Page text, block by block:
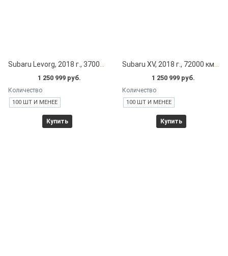
1 250 999 руб.
Количество
100 ШТ И МЕНЕЕ
Купить
1 250 999 руб.
Количество
100 ШТ И МЕНЕЕ
Купить